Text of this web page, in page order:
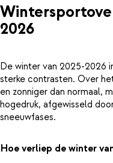
2026
De winter van 2025-2026
sterke contrasten. Over
en zonniger dan normaal,
hogedruk, afgewisseld
sneeuwfases.
Hoe verliep de winter